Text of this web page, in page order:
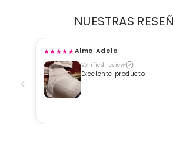
NUESTRAS
★★★★★Alma Adela
Verified review
Excelente producto